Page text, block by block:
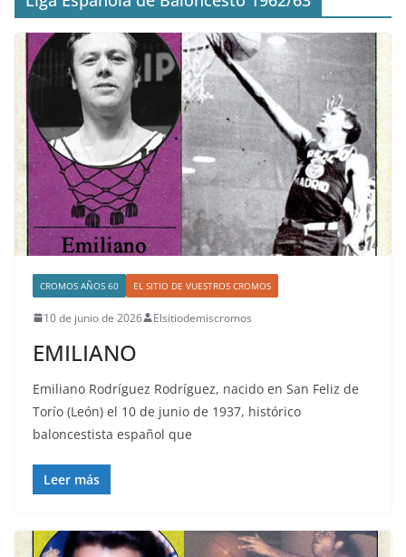
CROMOS AÑOS 60 EL SITIO DE VUESTROS CROMOS
10 de junio de 2026 Elsitiodemiscromos
EMILIANO
Emiliano Rodríguez Rodríguez, nacido en San Feliz de
Torío (León) el 10 de junio de 1937, histórico
baloncestista español que
Leer más